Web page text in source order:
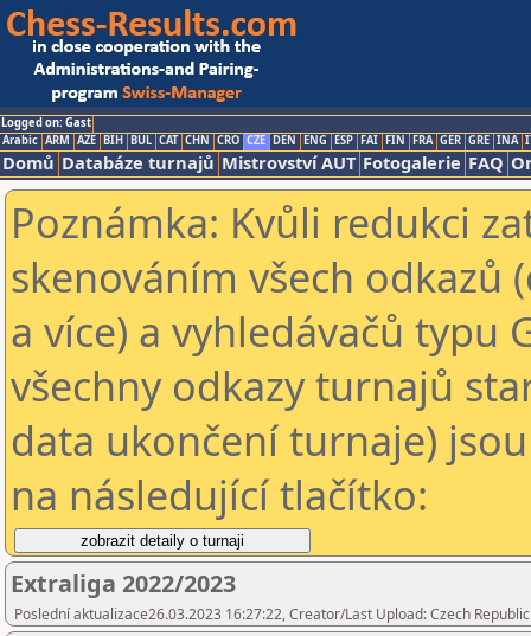
Logged on: Gast
Arabic ARM AZE BIH BUL CAT CHN CRO CZE DEN ENG ESP FAI FIN FRA GER GRE INA
Domů Databáze turnajů Mistrovství AUT Fotogalerie FAQ
Poznámka: Kvůli redukci
skenováním všech odkazů
a více) a vyhledávačů typu
všechny odkazy turnajů
data ukončení turnaje)
na následující tlačítko:
Extraliga 2022/2023
Poslední aktualizace26.03.2023 16:27:22, Creator/Last Upload: Czech